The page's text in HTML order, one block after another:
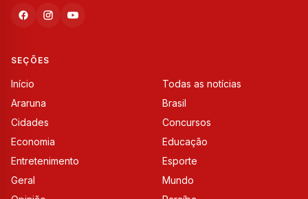
SEÇÕES
Início
Todas as notícias
Araruna
Brasil
Cidades
Concursos
Economia
Educação
Entretenimento
Esporte
Geral
Mundo